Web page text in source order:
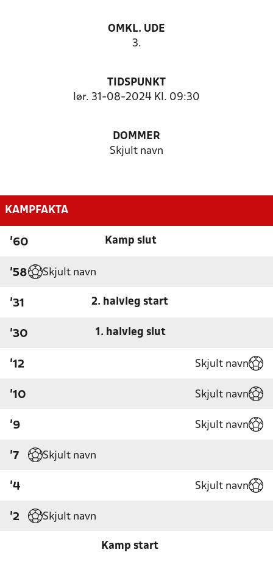
OMKL. UDE
3.
TIDSPUNKT
lør. 31-08-2024 Kl. 09:30
DOMMER
Skjult navn
KAMPFAKTA
'60 Kamp slut
'58 Skjult navn
'31 2. halvleg start
'30 1. halvleg slut
'12 Skjult navn
'10 Skjult navn
'9 Skjult navn
'7 Skjult navn
'4 Skjult navn
'2 Skjult navn
Kamp start